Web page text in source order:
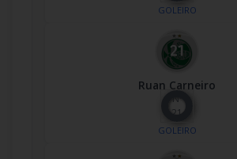
GOLEIRO
Ruan Carneiro
Nº
21
GOLEIRO